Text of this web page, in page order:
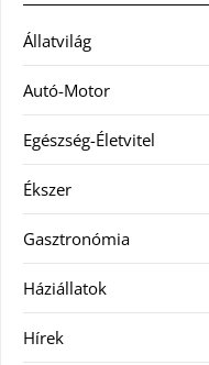
Állatvilág
Autó-Motor
Egészség-Életvitel
Ékszer
Gasztronómia
Háziállatok
Hírek